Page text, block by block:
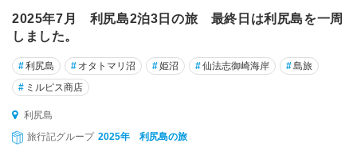
2025年7月 利尻島2泊3日の旅 最終日は利尻島を一周
しました。
#利尻島 # オタトマリ沼 #姫沼 #仙法志御崎海岸 #島旅
# ミルピス商店
利尻島
旅行記グループ 2025年 利尻島の旅